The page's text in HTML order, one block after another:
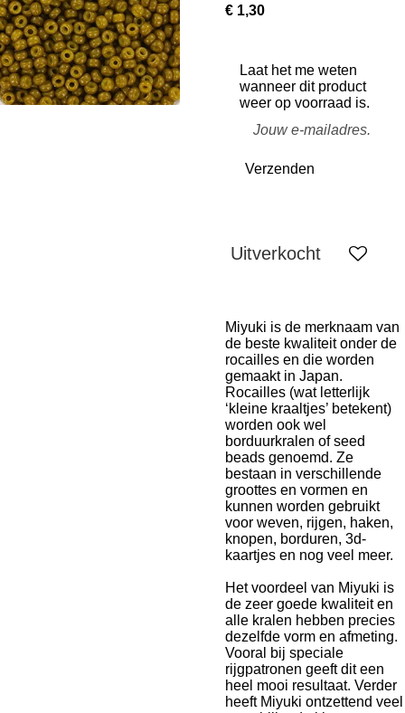
€ 1,30
Laat het me weten
wanneer dit product
weer op voorraad is.
Verzenden
Uitverkocht
Miyuki is de merknaam van
de beste kwaliteit onder de
rocailles en die worden
gemaakt in Japan.
Rocailles (wat letterlijk
‘kleine kraaltjes’ betekent)
worden ook wel
borduurkralen of seed
beads genoemd. Ze
bestaan in verschillende
groottes en vormen en
kunnen worden gebruikt
voor weven, rijgen, haken,
knopen, borduren, 3d-
kaartjes en nog veel meer.
Het voordeel van Miyuki is
de zeer goede kwaliteit en
alle kralen hebben precies
dezelfde vorm en afmeting.
Vooral bij speciale
rijgpatronen geeft dit een
heel mooi resultaat. Verder
heeft Miyuki ontzettend veel